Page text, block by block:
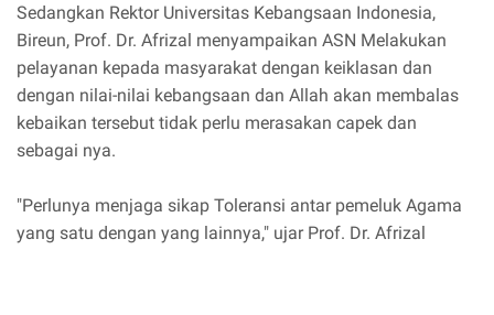
Sedangkan Rektor Universitas Kebangsaan Indonesia,
Bireun, Prof. Dr. Afrizal menyampaikan ASN Melakukan
pelayanan kepada masyarakat dengan keiklasan dan
dengan nilai-nilai kebangsaan dan Allah akan membalas
kebaikan tersebut tidak perlu merasakan capek dan
sebagai nya.
"Perlunya menjaga sikap Toleransi antar pemeluk Agama
yang satu dengan yang lainnya," ujar Prof. Dr. Afrizal